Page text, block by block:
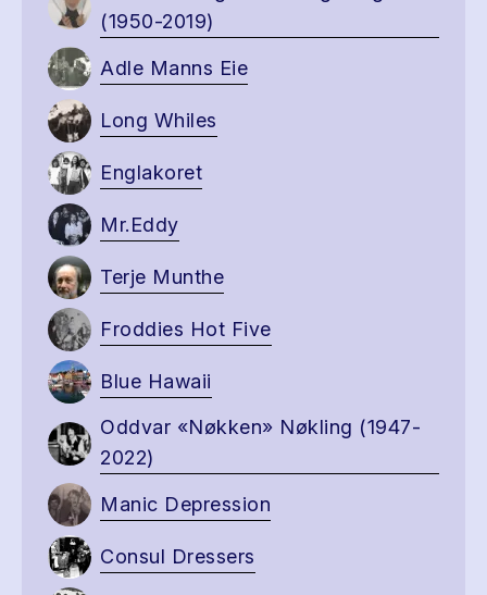
(1950-2019)
Adle Manns Eie
Long Whiles
Englakoret
Mr.Eddy
Terje Munthe
Froddies Hot Five
Blue Hawaii
Oddvar «Nøkken» Nøkling (1947-
2022)
Manic Depression
Consul Dressers